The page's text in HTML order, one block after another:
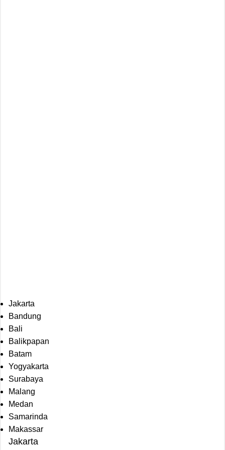
Jakarta
Bandung
Bali
Balikpapan
Batam
Yogyakarta
Surabaya
Malang
Medan
Samarinda
Makassar
Jakarta